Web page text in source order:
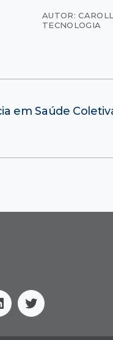
AUTOR:
TECNOLOGIA
em Saúde
Twitter